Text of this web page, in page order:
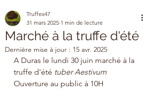
Marché à la truffe d'été
Truffes47
31 mars 2025 1 min de lecture
Dernière mise à jour : 15 avr. 2025
A Duras le lundi 30 juin marché à la
truffe d'été tuber Aestivum
Ouverture au public à 10H